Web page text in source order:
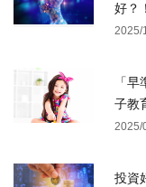
好？！
2025/
「
子教
2025/
投資